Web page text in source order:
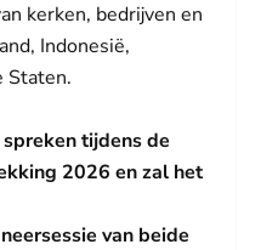
kerken, bedrijven en
Indonesië,
Staten.
tijdens de
2026 en zal het
van beide